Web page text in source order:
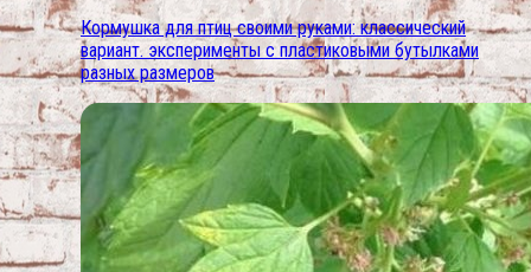
Кормушка для птиц своими руками: классический
вариант. эксперименты с пластиковыми бутылками
разных размеров